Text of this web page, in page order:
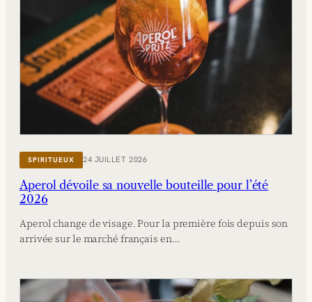
SPIRITUEUX 24 JUILLET 2026
Aperol dévoile sa nouvelle bouteille pour l’été
2026
Aperol change de visage. Pour la première fois depuis son
arrivée sur le marché français en…